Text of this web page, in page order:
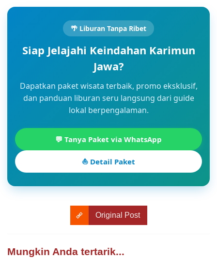
🌴 Liburan Tanpa Ribet
Siap Jelajahi Keindahan Karimun
Jawa?
Dapatkan paket wisata terbaik, promo eksklusif,
dan panduan liburan seru langsung dari guide
lokal berpengalaman.
💬 Tanya Paket via WhatsApp
⛵ Detail Paket
Original Post
Mungkin Anda tertarik...